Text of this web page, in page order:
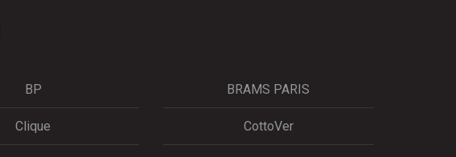
BP BRAMS PARIS
Clique CottoVer